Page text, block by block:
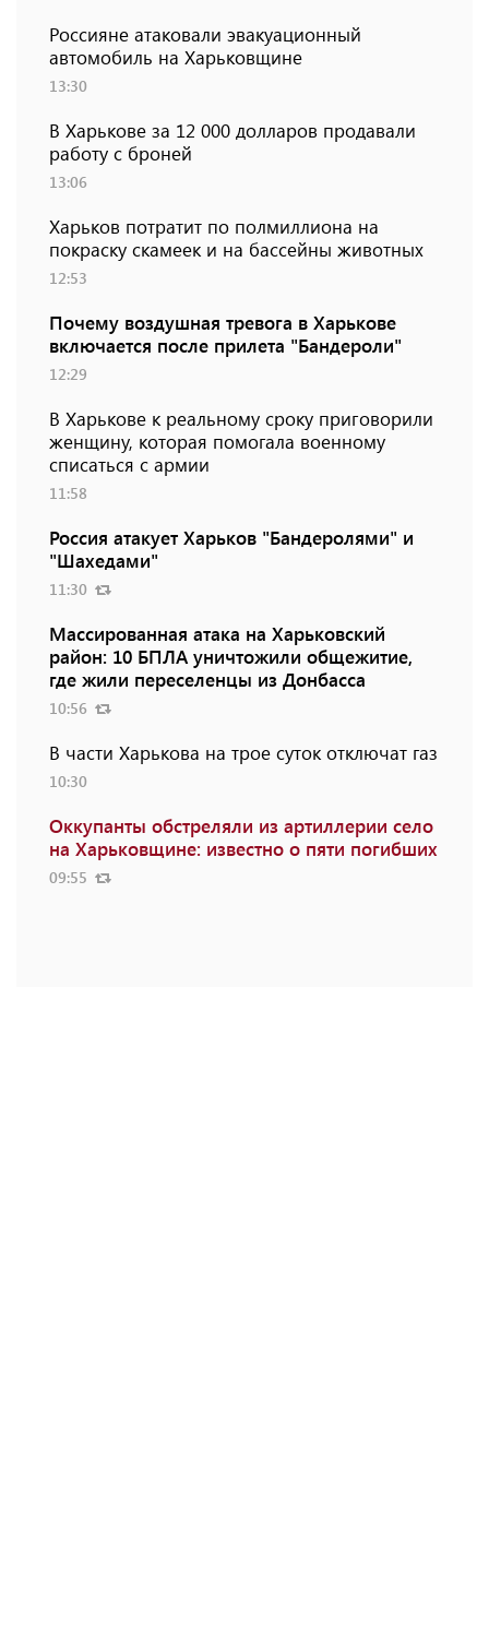
Россияне атаковали эвакуационный
автомобиль на Харьковщине
13:30
В Харькове за 12 000 долларов продавали
работу с броней
13:06
Харьков потратит по полмиллиона на
покраску скамеек и на бассейны животных
12:53
Почему воздушная тревога в Харькове
включается после прилета "Бандероли"
12:29
В Харькове к реальному сроку приговорили
женщину, которая помогала военному
списаться с армии
11:58
Россия атакует Харьков "Бандеролями" и
"Шахедами"
11:30
Массированная атака на Харьковский
район: 10 БПЛА уничтожили общежитие,
где жили переселенцы из Донбасса
10:56
В части Харькова на трое суток отключат газ
10:30
Оккупанты обстреляли из артиллерии село
на Харьковщине: известно о пяти погибших
09:55